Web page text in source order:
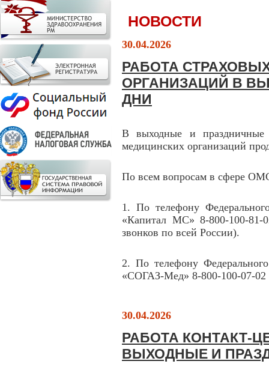
НОВОСТИ
30.04.2026
РАБОТА
ОРГАНИЗАЦИЙ В
ДНИ
В выходные и праздничные
медицинских организаций
По всем вопросам в сфере
1. По телефону
«Капитал МС» 8-800-100-81-
звонков по всей России).
2. По телефону
«СОГАЗ-Мед» 8-800-100-07-02
30.04.2026
РАБОТА КОНТАКТ-
ВЫХОДНЫЕ И